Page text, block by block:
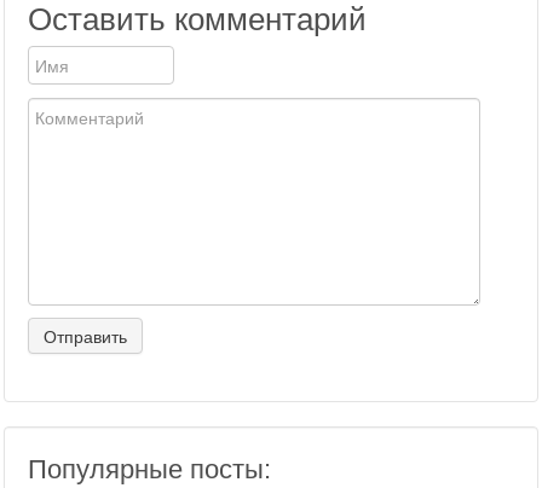
Оставить комментарий
Популярные посты: